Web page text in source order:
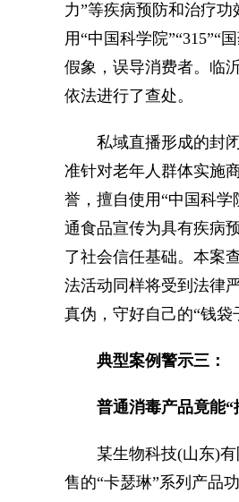
力”等疾病预防和治疗
用“中国科学院”“315”“
假象，误导消费者。临
依法进行了查处。
私域直播形成的封闭
准针对老年人群体实施
誉，擅自使用“中国科
通食品宣传为具有疾病
了社会信任基础。本案
法活动同样将受到法律
真伪，守好自己的“钱袋
典型案例警示三：
普通消毒产品竟能“
某生物科技(山东)有
售的“卡瑟琳”系列产品